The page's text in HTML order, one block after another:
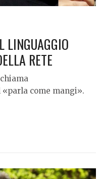
LINGUAGGIO
RETE
come mangi».